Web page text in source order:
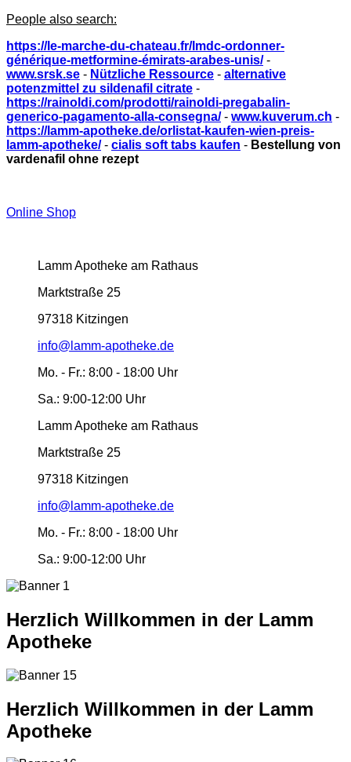
People also search:
https://le-marche-du-chateau.fr/lmdc-ordonner-
générique-metformine-émirats-arabes-unis/-
www.srsk.se - Nützliche Ressource - alternative
potenzmittel zu sildenafil citrate -
https://rainoldi.com/prodotti/rainoldi-pregabalin-
generico-pagamento-alla-consegna/- www.kuverum.ch -
https://lamm-apotheke.de/orlistat-kaufen-wien-preis-
lamm-apotheke/- cialis soft tabs kaufen - Bestellung von
vardenafil ohne rezept
Online Shop
Lamm Apotheke am Rathaus
Marktstraße 25
97318 Kitzingen
info@lamm-apotheke.de
Mo. - Fr.: 8:00 - 18:00 Uhr
Sa.: 9:00-12:00 Uhr
Lamm Apotheke am Rathaus
Marktstraße 25
97318 Kitzingen
info@lamm-apotheke.de
Mo. - Fr.: 8:00 - 18:00 Uhr
Sa.: 9:00-12:00 Uhr
Herzlich Willkommen in der Lamm
Apotheke
Herzlich Willkommen in der Lamm
Apotheke